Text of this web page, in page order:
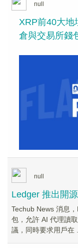
null
XRP前40大地
倉與交易所錢
null
Ledger 推出開
Techub News 消息
包，允許 AI 代理讀
議，同時要求用戶在